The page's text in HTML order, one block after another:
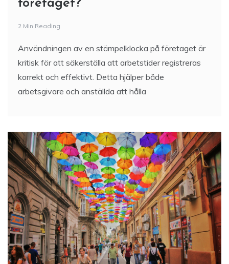
företaget?
2 Min Reading
Användningen av en stämpelklocka på företaget är
kritisk för att säkerställa att arbetstider registreras
korrekt och effektivt. Detta hjälper både
arbetsgivare och anställda att hålla